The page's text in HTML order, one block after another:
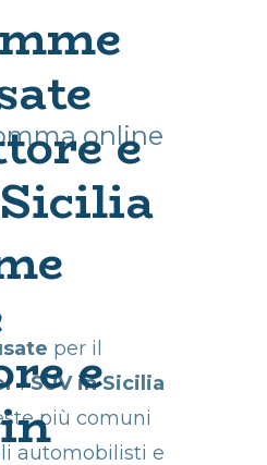
e
online
e
per il
iSUV in Sicilia
più comuni
automobilisti e